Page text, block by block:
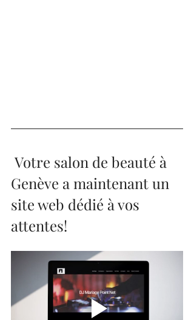
Votre salon de beauté à
Genève a maintenant un
site web dédié à vos
attentes!